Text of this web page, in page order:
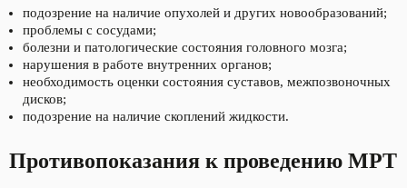
подозрение на наличие опухолей и других новообразований;
проблемы с сосудами;
болезни и патологические состояния головного мозга;
нарушения в работе внутренних органов;
необходимость оценки состояния суставов, межпозвоночных
дисков;
подозрение на наличие скоплений жидкости.
Противопоказания к проведению МРТ